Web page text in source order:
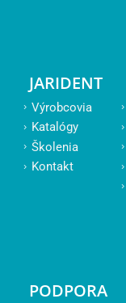
JARIDENT
Výrobcovia
Katalógy
Školenia
Kontakt
PODPORA